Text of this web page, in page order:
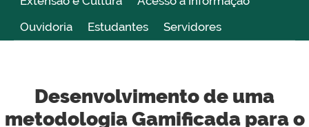
Ouvidoria
Estudantes Servidores
Desenvolvimento de uma
metodologia Gamificada para o